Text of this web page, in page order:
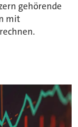
gehörende
mit